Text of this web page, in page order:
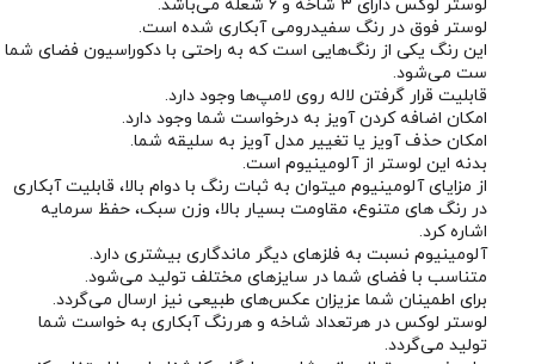
لوستر لوکس دارای 3 شاخه و 6 شعله می‌باشد.
لوستر فوق در رنگ سفیدرومی آبکاری شده است.
این رنگ یکی از رنگ‌هایی است که به راحتی با دکوراسیون فضای شما
ست می‌شود.
قابلیت قرار گرفتن لاله روی لامپ‌ها وجود دارد.
امکان اضافه کردن آویز به درخواست شما وجود دارد.
امکان حذف آویز یا تغییر مدل آویز به سلیقه شما.
بدنه این لوستر از آلومینیوم است.
از مزایای آلومینیوم میتوان به ثبات رنگ با دوام بالا، قابلیت آبکاری
در رنگ های متنوع، مقاومت بسیار بالا، وزن سبک، حفظ سرمایه
اشاره کرد.
آلومینیوم نسبت به فلزهای دیگر ماندگاری بیشتری دارد.
متناسب با فضای شما در سایزهای مختلف تولید می‌شود.
برای اطمینان شما عزیزان عکس‌های طبیعی نیز ارسال می‌گردد.
لوستر لوکس در هرتعداد شاخه و هررنگ آبکاری به خواست شما
تولید می‌گردد.